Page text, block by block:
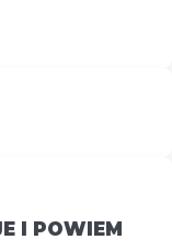
I POWIEM